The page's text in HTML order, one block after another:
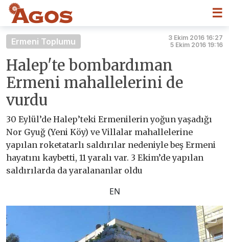
☰
Ermeni Toplumu
3 Ekim 2016 16:27
5 Ekim 2016 19:16
Halep'te bombardıman
Ermeni mahallelerini de
vurdu
30 Eylül’de Halep’teki Ermenilerin yoğun yaşadığı
Nor Gyuğ (Yeni Köy) ve Villalar mahallelerine
yapılan roketatarlı saldırılar nedeniyle beş Ermeni
hayatını kaybetti, 11 yaralı var. 3 Ekim’de yapılan
saldırılarda da yaralananlar oldu
EN